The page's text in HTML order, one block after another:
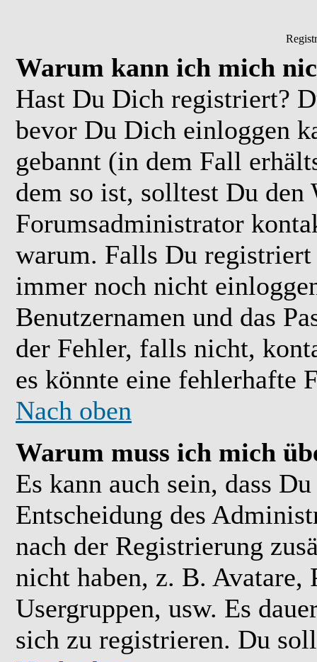
Warum kann ich mich
Hast Du Dich registriert?
bevor Du Dich einloggen
gebannt (in dem Fall
dem so ist, solltest Du den
Forumsadministrator
warum. Falls Du
immer noch nicht
Benutzernamen und das
der Fehler, falls nicht,
es könnte eine fehlerhafte
Nach oben
Warum muss ich mich
Es kann auch sein, dass
Entscheidung des
nach der Registrierung
nicht haben, z. B.
Usergruppen, usw. Es
sich zu registrieren. Du